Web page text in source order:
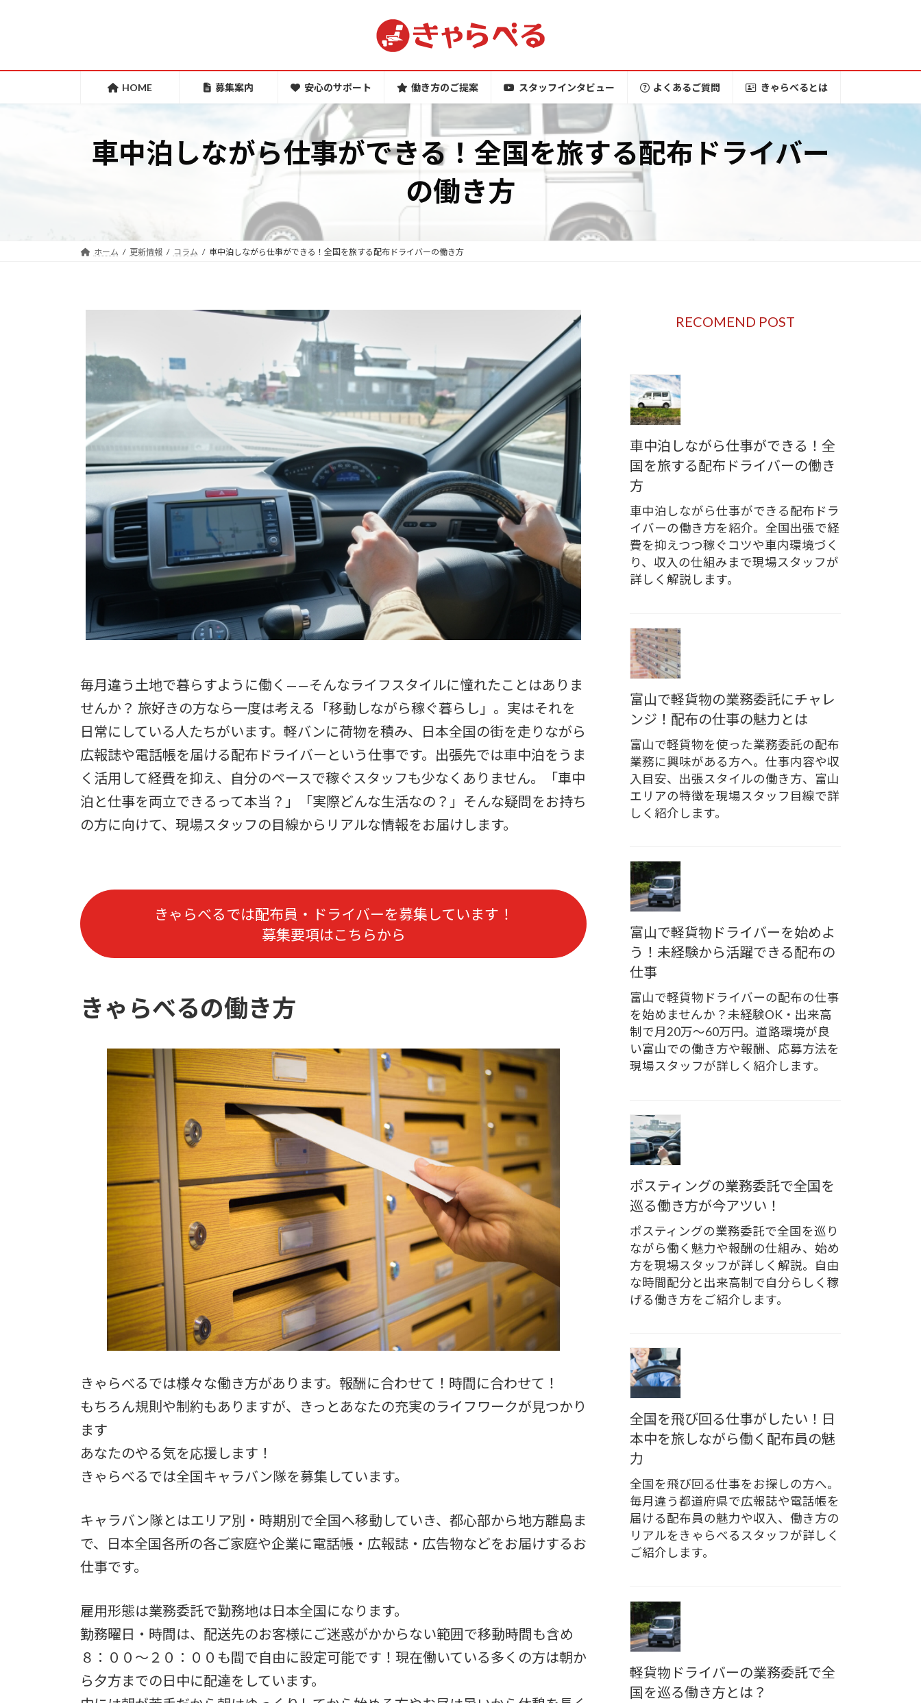
ン
へ
ー
ョ
HOME 募集案内 安心のサポート 働き方のご提案 スタッフインタビュー よくあるご質問 きゃらべるとは
車中泊しながら仕事ができる！全国を旅する配布ドライバー
の働き方
ホーム 更新情報 コラム 車中泊しながら仕事ができる！全国を旅する配布ドライバーの働き方
毎月違う土地で暮らすように働く——そんなライフスタイルに憧れたことはありま
せんか？ 旅好きの方なら一度は考える「移動しながら稼ぐ暮らし」。実はそれを
日常にしている人たちがいます。軽バンに荷物を積み、日本全国の街を走りながら
広報誌や電話帳を届ける配布ドライバーという仕事です。出張先では車中泊をうま
く活用して経費を抑え、自分のペースで稼ぐスタッフも少なくありません。「車中
泊と仕事を両立できるって本当？」「実際どんな生活なの？」そんな疑問をお持ち
の方に向けて、現場スタッフの目線からリアルな情報をお届けします。
きゃらべるでは配布員・ ドライバーを募集しています！
募集要項はこちらから
きゃらべるの働き方
きゃらべるでは様々な働き方があります。報酬に合わせて！時間に合わせて！
もちろん規則や制約もありますが、きっとあなたの充実のライフワークが見つかり
ます
あなたのやる気を応援します！
きゃらべるでは全国キャラバン隊を募集しています。
キャラバン隊とはエリア別・時期別で全国へ移動していき、都心部から地方離島ま
で、日本全国各所の各ご家庭や企業に電話帳・広報誌・広告物などをお届けするお
仕事です。
雇用形態は業務委託で勤務地は日本全国になります。
勤務曜日・時間は、配送先のお客様にご迷惑がかからない範囲で移動時間も含め
８：００～２０：００も間で自由に設定可能です！現在働いている多くの方は朝か
ら夕方までの日中に配達をしています。
RECOMEND POST
車中泊しながら仕事ができる！全
国を旅する配布ドライバーの働き
方
車中泊しながら仕事ができる配布ドラ
イバーの働き方を紹介。全国出張で経
費を抑えつつ稼ぐコツや車内環境づく
り、収入の仕組みまで現場スタッフが
詳しく解説します。
富山で軽貨物の業務委託にチャレ
ンジ！配布の仕事の魅力とは
富山で軽貨物を使った業務委託の配布
業務に興味がある方へ。仕事内容や収
入目安、出張スタイルの働き方、富山
エリアの特徴を現場スタッフ目線で詳
しく紹介します。
富山で軽貨物ドライバーを始めよ
う！未経験から活躍できる配布の
仕事
富山で軽貨物ドライバーの配布の仕事
を始めませんか？未経験OK・出来高
制で月20万〜60万円。道路環境が良
い富山での働き方や報酬、応募方法を
現場スタッフが詳しく紹介します。
ポスティングの業務委託で全国を
巡る働き方が今アツい！
ポスティングの業務委託で全国を巡り
ながら働く魅力や報酬の仕組み、始め
方を現場スタッフが詳しく解説。自由
な時間配分と出来高制で自分らしく稼
げる働き方をご紹介します。
全国を飛び回る仕事がしたい！日
本中を旅しながら働く配布員の魅
力
全国を飛び回る仕事をお探しの方へ。
毎月違う都道府県で広報誌や電話帳を
届ける配布員の魅力や収入、働き方の
リアルをきゃらべるスタッフが詳しく
ご紹介します。
軽貨物ドライバーの業務委託で全
国を巡る働き方とは？